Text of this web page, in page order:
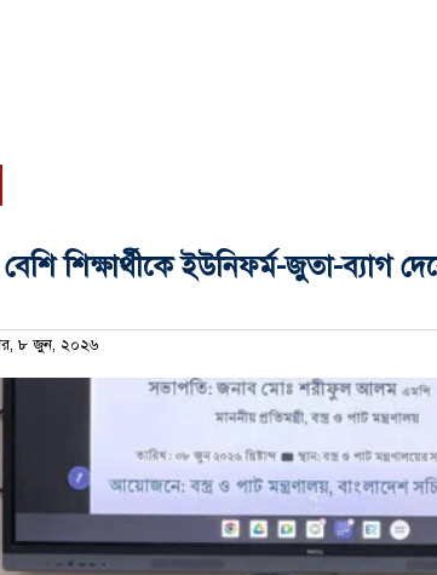
শিক্ষার্থীকে ইউনিফর্ম-জুতা-ব্যাগ
৮ জুন, ২০২৬